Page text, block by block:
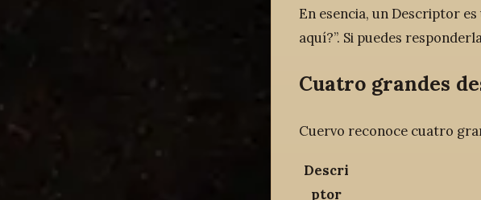
En esencia, un Descriptor
aquí?”. Si puedes
Cuatro grandes
Cuervo reconoce cuatro
Descri
ptor